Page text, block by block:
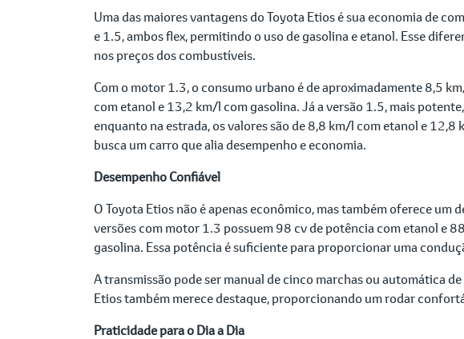
Uma das maiores vantagens do Toyota Etios é sua economia de
e 1.5, ambos flex, permitindo o uso de gasolina e etanol. Esse
nos preços dos combustíveis.
Com o motor 1.3, o consumo urbano é de aproximadamente 8,5
com etanol e 13,2 km/l com gasolina. Já a versão 1.5, mais
enquanto na estrada, os valores são de 8,8 km/l com etanol e
busca um carro que alia desempenho e economia.
Desempenho Confiável
O Toyota Etios não é apenas econômico, mas também oferece
versões com motor 1.3 possuem 98 cv de potência com etanol e
gasolina. Essa potência é suficiente para proporcionar uma
A transmissão pode ser manual de cinco marchas ou automática
Etios também merece destaque, proporcionando um rodar
Praticidade para o Dia a Dia